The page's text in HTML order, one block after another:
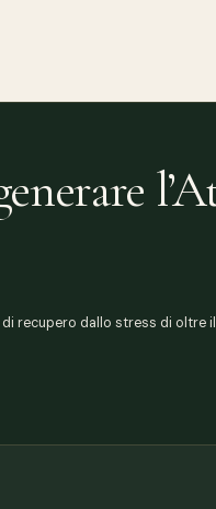
recupero dallo stress di